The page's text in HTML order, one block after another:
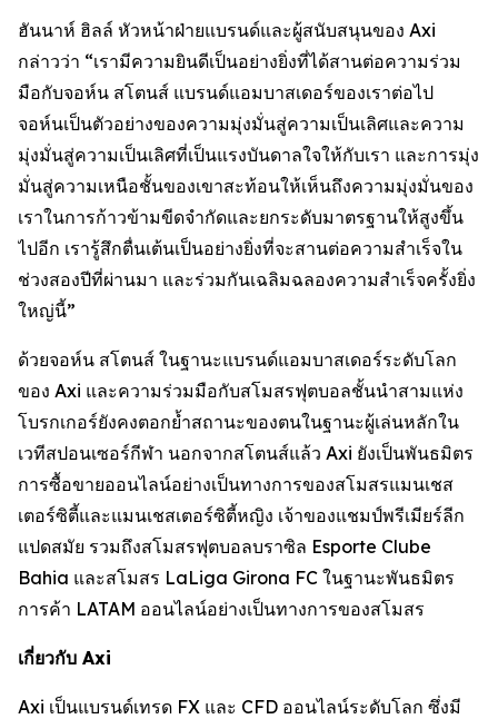
ฮันนาห์ ฮิลล์ หัวหน้าฝ่ายแบรนด์และผู้สนับสนุนของ Axi
กล่าวว่า “เรามีความยินดีเป็นอย่างยิ่งที่ได้สานต่อความร่วม
มือกับจอห์น สโตนส์ แบรนด์แอมบาสเดอร์ของเราต่อไป
จอห์นเป็นตัวอย่างของความมุ่งมั่นสู่ความเป็นเลิศและความ
มุ่งมั่นสู่ความเป็นเลิศที่เป็นแรงบันดาลใจให้กับเรา และการมุ่ง
มั่นสู่ความเหนือชั้นของเขาสะท้อนให้เห็นถึงความมุ่งมั่นของ
เราในการก้าวข้ามขีดจำกัดและยกระดับมาตรฐานให้สูงขึ้น
ไปอีก เรารู้สึกตื่นเต้นเป็นอย่างยิ่งที่จะสานต่อความสำเร็จใน
ช่วงสองปีที่ผ่านมา และร่วมกันเฉลิมฉลองความสำเร็จครั้งยิ่ง
ใหญ่นี้”
ด้วยจอห์น สโตนส์ ในฐานะแบรนด์แอมบาสเดอร์ระดับโลก
ของ Axi และความร่วมมือกับสโมสรฟุตบอลชั้นนำสามแห่ง
โบรกเกอร์ยังคงตอกย้ำสถานะของตนในฐานะผู้เล่นหลักใน
เวทีสปอนเซอร์กีฬา นอกจากสโตนส์แล้ว Axi ยังเป็นพันธมิตร
การซื้อขายออนไลน์อย่างเป็นทางการของสโมสรแมนเชส
เตอร์ซิตี้และแมนเชสเตอร์ซิตี้หญิง เจ้าของแชมป์พรีเมียร์ลีก
แปดสมัย รวมถึงสโมสรฟุตบอลบราซิล Esporte Clube
Bahia และสโมสร LaLiga Girona FC ในฐานะพันธมิตร
การค้า LATAM ออนไลน์อย่างเป็นทางการของสโมสร
เกี่ยวกับ Axi
Axi เป็นแบรนด์เทรด FX และ CFD ออนไลน์ระดับโลก ซึ่งมี